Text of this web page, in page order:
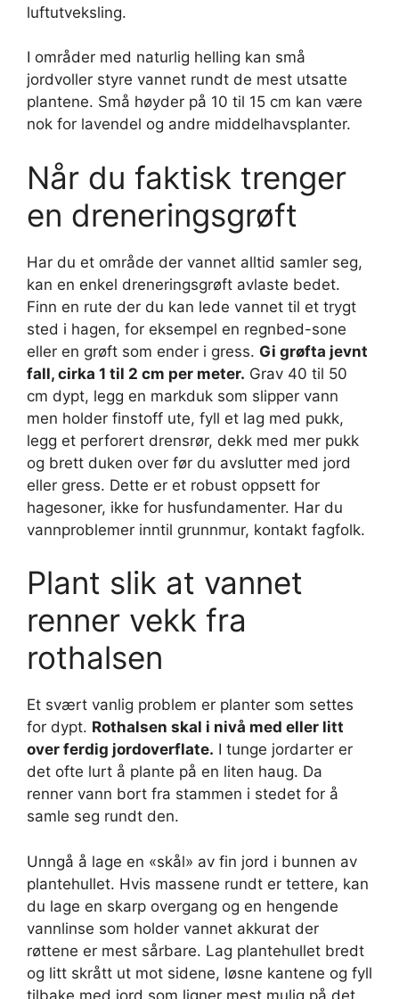
luftutveksling.
I områder med naturlig helling kan små
jordvoller styre vannet rundt de mest utsatte
plantene. Små høyder på 10 til 15 cm kan være
nok for lavendel og andre middelhavsplanter.
Når du faktisk trenger
en dreneringsgrøft
Har du et område der vannet alltid samler seg,
kan en enkel dreneringsgrøft avlaste bedet.
Finn en rute der du kan lede vannet til et trygt
sted i hagen, for eksempel en regnbed-sone
eller en grøft som ender i gress. Gi grøfta jevnt
fall, cirka 1 til 2 cm per meter. Grav 40 til 50
cm dypt, legg en markduk som slipper vann
men holder finstoff ute, fyll et lag med pukk,
legg et perforert drensrør, dekk med mer pukk
og brett duken over før du avslutter med jord
eller gress. Dette er et robust oppsett for
hagesoner, ikke for husfundamenter. Har du
vannproblemer inntil grunnmur, kontakt fagfolk.
Plant slik at vannet
renner vekk fra
rothalsen
Et svært vanlig problem er planter som settes
for dypt. Rothalsen skal i nivå med eller litt
over ferdig jordoverflate. I tunge jordarter er
det ofte lurt å plante på en liten haug. Da
renner vann bort fra stammen i stedet for å
samle seg rundt den.
Unngå å lage en «skål» av fin jord i bunnen av
plantehullet. Hvis massene rundt er tettere, kan
du lage en skarp overgang og en hengende
vannlinse som holder vannet akkurat der
røttene er mest sårbare. Lag plantehullet bredt
og litt skrått ut mot sidene, løsne kantene og fyll
tilbake med jord som ligner mest mulig på det